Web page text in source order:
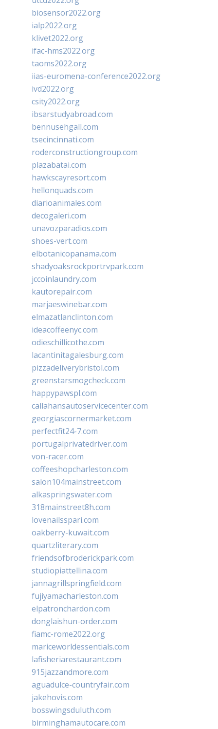
biosensor2022.org
ialp2022.org
klivet2022.org
ifac-hms2022.org
taoms2022.org
iias-euromena-conference2022.org
ivd2022.org
csity2022.org
ibsarstudyabroad.com
bennusehgall.com
tsecincinnati.com
roderconstructiongroup.com
plazabatai.com
hawkscayresort.com
hellonquads.com
diarioanimales.com
decogaleri.com
unavozparadios.com
shoes-vert.com
elbotanicopanama.com
shadyoaksrockportrvpark.com
jccoinlaundry.com
kautorepair.com
marjaeswinebar.com
elmazatlanclinton.com
ideacoffeenyc.com
odieschillicothe.com
lacantinitagalesburg.com
pizzadeliverybristol.com
greenstarsmogcheck.com
happypawspl.com
callahansautoservicecenter.com
georgiascornermarket.com
perfectfit24-7.com
portugalprivatedriver.com
von-racer.com
coffeeshopcharleston.com
salon104mainstreet.com
alkaspringswater.com
318mainstreet8h.com
lovenailsspari.com
oakberry-kuwait.com
quartzliterary.com
friendsofbroderickpark.com
studiopiattellina.com
jannagrillspringfield.com
fujiyamacharleston.com
elpatronchardon.com
donglaishun-order.com
fiamc-rome2022.org
mariceworldessentials.com
lafisheriarestaurant.com
915jazzandmore.com
aguadulce-countryfair.com
jakehovis.com
bosswingsduluth.com
birminghamautocare.com